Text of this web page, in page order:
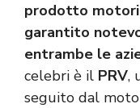
prodotto motori
garantito
entrambe le
celebri è il PRV,
seguito dal